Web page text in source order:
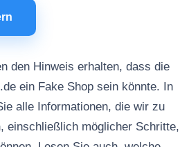
den Hinweis erhalten, dass die
ein Fake Shop sein könnte. In
alle Informationen, die wir zu
einschließlich möglicher Schritte,